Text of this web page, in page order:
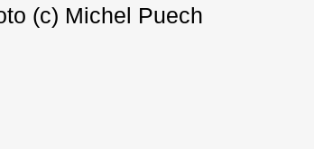
(c) Michel Puech